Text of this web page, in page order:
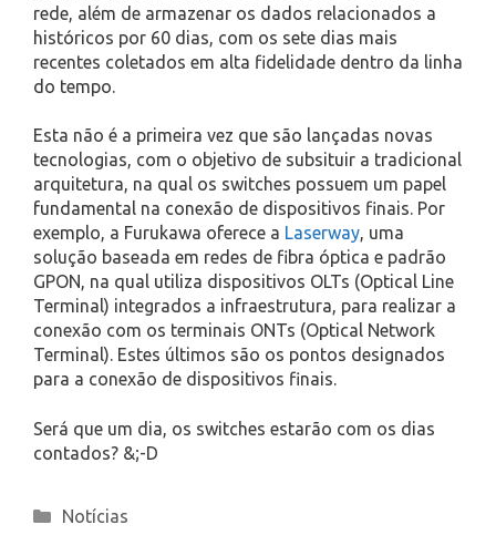
rede, além de armazenar os dados relacionados a
históricos por 60 dias, com os sete dias mais
recentes coletados em alta fidelidade dentro da linha
do tempo.
Esta não é a primeira vez que são lançadas novas
tecnologias, com o objetivo de subsituir a tradicional
arquitetura, na qual os switches possuem um papel
fundamental na conexão de dispositivos finais. Por
exemplo, a Furukawa oferece a Laserway, uma
solução baseada em redes de fibra óptica e padrão
GPON, na qual utiliza dispositivos OLTs (Optical Line
Terminal) integrados a infraestrutura, para realizar a
conexão com os terminais ONTs (Optical Network
Terminal). Estes últimos são os pontos designados
para a conexão de dispositivos finais.
Será que um dia, os switches estarão com os dias
contados? &;-D
Categories
Notícias